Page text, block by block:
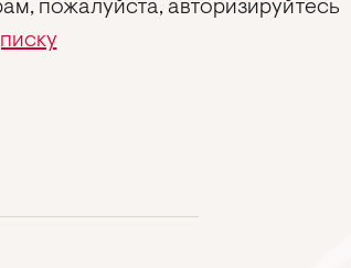
пожалуйста, авторизируйтесь